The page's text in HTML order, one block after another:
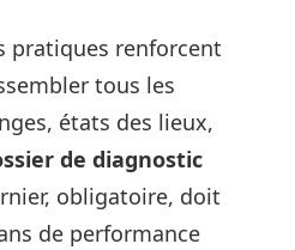
pratiques renforcent
tous les
états des lieux,
de diagnostic
obligatoire, doit
de performance